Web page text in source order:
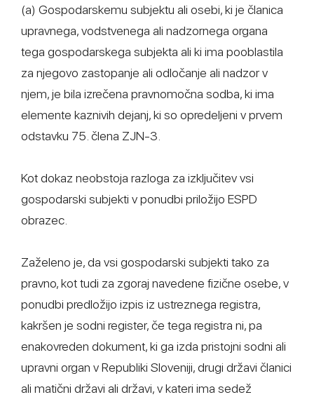
(a) Gospodarskemu subjektu ali osebi, ki je članica
upravnega, vodstvenega ali nadzornega organa
tega gospodarskega subjekta ali ki ima pooblastila
za njegovo zastopanje ali odločanje ali nadzor v
njem, je bila izrečena pravnomočna sodba, ki ima
elemente kaznivih dejanj, ki so opredeljeni v prvem
odstavku 75. člena ZJN-3.
Kot dokaz neobstoja razloga za izključitev vsi
gospodarski subjekti v ponudbi priložijo ESPD
obrazec.
Zaželeno je, da vsi gospodarski subjekti tako za
pravno, kot tudi za zgoraj navedene fizične osebe, v
ponudbi predložijo izpis iz ustreznega registra,
kakršen je sodni register, če tega registra ni, pa
enakovreden dokument, ki ga izda pristojni sodni ali
upravni organ v Republiki Sloveniji, drugi državi članici
ali matični državi ali državi, v kateri ima sedež